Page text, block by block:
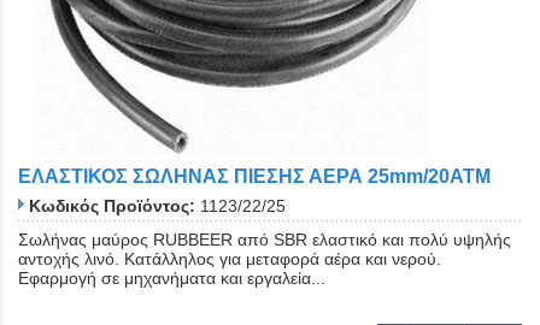
ΕΛΑΣΤΙΚΟΣ ΣΩΛΗΝΑΣ ΠΙΕΣΗΣ ΑΕΡΑ 25mm/20ATM
Κωδικός Προϊόντος: 1123/22/25
Σωλήνας μαύρος RUBBEER από SBR ελαστικό και πολύ υψηλής
αντοχής λινό. Κατάλληλος για μεταφορά αέρα και νερού.
Εφαρμογή σε μηχανήματα και εργαλεία...